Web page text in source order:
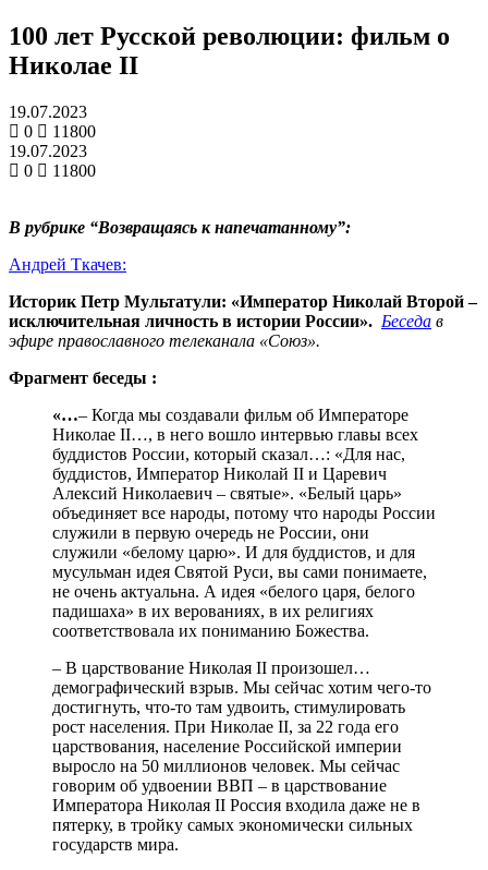
100 лет Русской революции: фильм о
Николае II
19.07.2023
0
11800
19.07.2023
0
11800
В рубрике “Возвращаясь к напечатанному”:
Андрей Ткачев:
Историк Петр Мультатули: «Император Николай Второй –
исключительная личность в истории России». Беседа в
эфире православного телеканала «Союз».
Фрагмент беседы :
«…– Когда мы создавали фильм об Императоре
Николае II…, в него вошло интервью главы всех
буддистов России, который сказал…: «Для нас,
буддистов, Император Николай II и Царевич
Алексий Николаевич – святые». «Белый царь»
объединяет все народы, потому что народы России
служили в первую очередь не России, они
служили «белому царю». И для буддистов, и для
мусульман идея Святой Руси, вы сами понимаете,
не очень актуальна. А идея «белого царя, белого
падишаха» в их верованиях, в их религиях
соответствовала их пониманию Божества.
– В царствование Николая II произошел…
демографический взрыв. Мы сейчас хотим чего-то
достигнуть, что-то там удвоить, стимулировать
рост населения. При Николае II, за 22 года его
царствования, население Российской империи
выросло на 50 миллионов человек. Мы сейчас
говорим об удвоении ВВП – в царствование
Императора Николая II Россия входила даже не в
пятерку, в тройку самых экономически сильных
государств мира.